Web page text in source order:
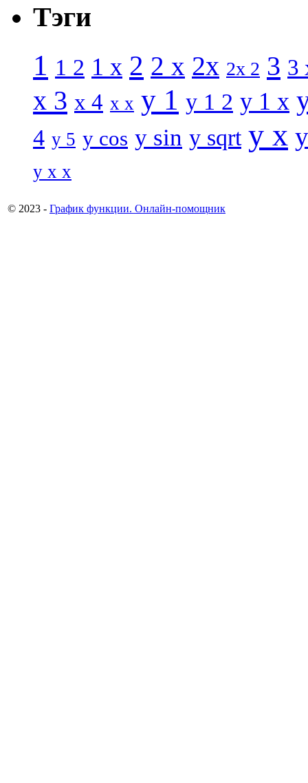
Тэги
1 1 2 1 x 2 2 x 2x 2x 2 3 3
x 3 x 4 x x y 1 y 1 2 y 1 x
4 y 5 y cos y sin y sqrt y x
y x x
© 2023 - График функции. Онлайн-помощник